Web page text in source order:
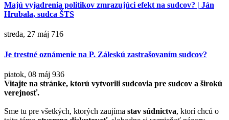
Majú vyjadrenia politikov zmrazujúci efekt na sudcov? | Ján
Hrubala, sudca ŠTS
streda, 27 máj 716
Je trestné oznámenie na P. Záleskú zastrašovaním sudcov?
piatok, 08 máj 936
Vitajte na stránke, ktorú vytvorili sudcovia pre sudcov a širokú
verejnosť.
Sme tu pre všetkých, ktorých zaujíma stav súdnictva, ktorí chcú o